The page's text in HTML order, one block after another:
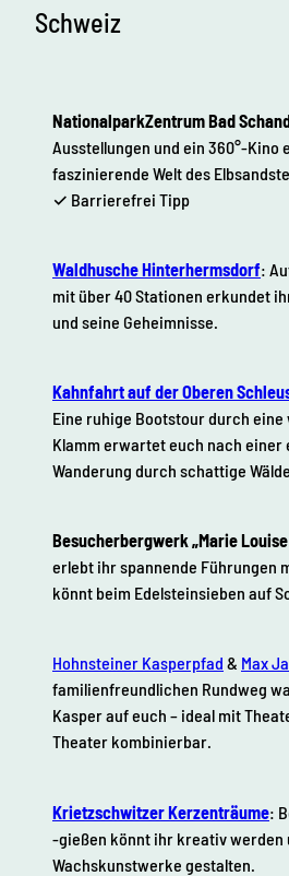
Schweiz
NationalparkZentrum Bad
Ausstellungen und ein 360°-Kino
faszinierende Welt des
✓ Barrierefrei Tipp
Waldhusche Hinterhermsdorf:
mit über 40 Stationen erkundet
und seine Geheimnisse.
Kahnfahrt auf der Oberen
Eine ruhige Bootstour durch
Klamm erwartet euch nach einer
Wanderung durch schattige
Besucherbergwerk „Marie
erlebt ihr spannende Führungen
könnt beim Edelsteinsieben auf
Hohnsteiner Kasperpfad & Max
familienfreundlichen Rundweg
Kasper auf euch – ideal mit
Theater kombinierbar.
Krietzschwitzer Kerzenträume:
-gießen könnt ihr kreativ werden
Wachskunstwerke gestalten.